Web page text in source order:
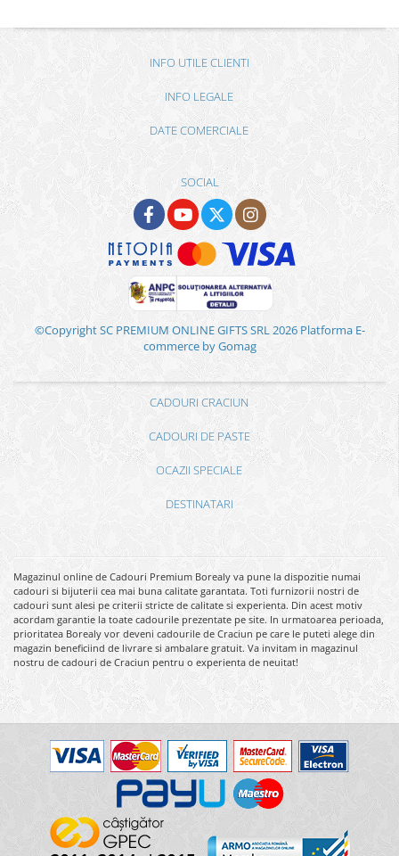
INFO UTILE CLIENTI
INFO LEGALE
DATE COMERCIALE
SOCIAL
©Copyright SC PREMIUM ONLINE GIFTS SRL 2026 Platforma E-
commerce by Gomag
CADOURI CRACIUN
CADOURI DE PASTE
OCAZII SPECIALE
DESTINATARI
Magazinul online de Cadouri Premium Borealy va pune la dispozitie numai
cadouri si bijuterii cea mai buna calitate garantata. Toti furnizorii nostri de
cadouri sunt alesi pe criterii stricte de calitate si experienta. Din acest motiv
acordam garantie la toate cadourile prezentate pe site. In urmatoarea perioada,
prioritatea Borealy vor deveni cadourile de Craciun pe care le puteti alege din
magazin beneficiind de livrare si ambalare gratuit. Va invitam in magazinul
nostru de cadouri de Craciun pentru o experienta de neuitat!